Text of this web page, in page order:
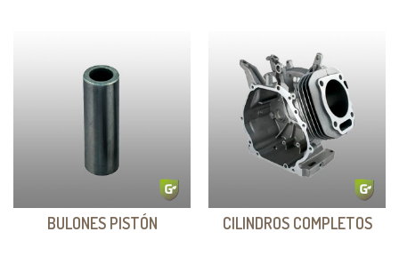
BULONES PISTÓN CILINDROS COMPLETOS